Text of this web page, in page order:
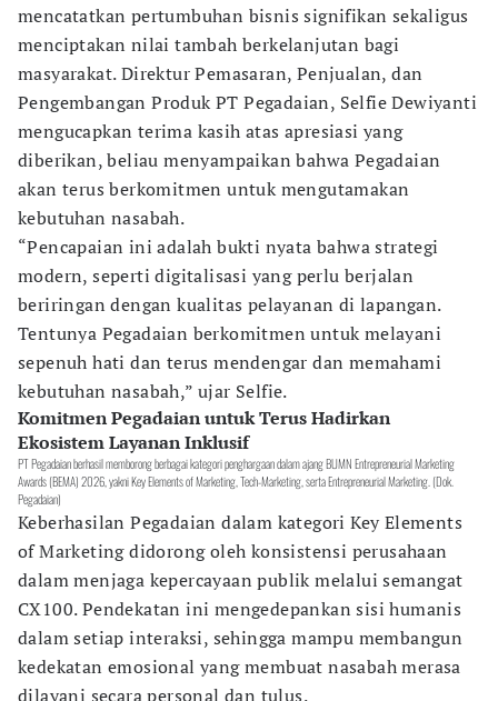
mencatatkan pertumbuhan bisnis signifikan sekaligus
menciptakan nilai tambah berkelanjutan bagi
masyarakat. Direktur Pemasaran, Penjualan, dan
Pengembangan Produk PT Pegadaian, Selfie Dewiyanti
mengucapkan terima kasih atas apresiasi yang
diberikan, beliau menyampaikan bahwa Pegadaian
akan terus berkomitmen untuk mengutamakan
kebutuhan nasabah.
“Pencapaian ini adalah bukti nyata bahwa strategi
modern, seperti digitalisasi yang perlu berjalan
beriringan dengan kualitas pelayanan di lapangan.
Tentunya Pegadaian berkomitmen untuk melayani
sepenuh hati dan terus mendengar dan memahami
kebutuhan nasabah,” ujar Selfie.
Komitmen Pegadaian untuk Terus Hadirkan
Ekosistem Layanan Inklusif
PT Pegadaian berhasil memborong berbagai kategori penghargaan dalam ajang BUMN Entrepreneurial Marketing
Awards (BEMA) 2026, yakni Key Elements of Marketing, Tech-Marketing, serta Entrepreneurial Marketing. (Dok.
Pegadaian)
Keberhasilan Pegadaian dalam kategori Key Elements
of Marketing didorong oleh konsistensi perusahaan
dalam menjaga kepercayaan publik melalui semangat
CX100. Pendekatan ini mengedepankan sisi humanis
dalam setiap interaksi, sehingga mampu membangun
kedekatan emosional yang membuat nasabah merasa
dilayani secara personal dan tulus.